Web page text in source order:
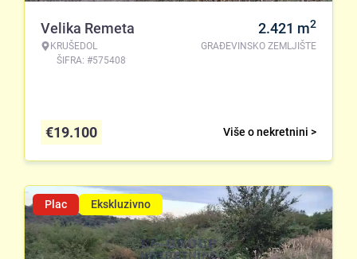
Velika Remeta
KRUŠEDOL
ŠIFRA: #575408
2.421 m2
GRAĐEVINSKO ZEMLJIŠTE
Više o nekretnini >
€19.100
Plac Ekskluzivno